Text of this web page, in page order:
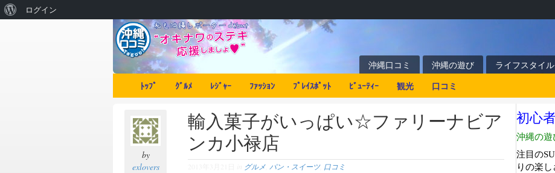
沖縄口コミ 沖縄の遊び ライフスタイル
ﾄｯﾌﾟ
ｸﾞﾙﾒ ﾚｼﾞｬｰ ﾌｧｯｼｮﾝ ﾌﾟﾚｲｽﾎﾟｯﾄ ﾋﾞｭｰﾃｨｰ 観光 口コミ
by
exlovers
輸入菓子がいっぱい☆ファリーナビア
ンカ小禄店
グルメ パン・スイーツ, 口コミ
ログイン